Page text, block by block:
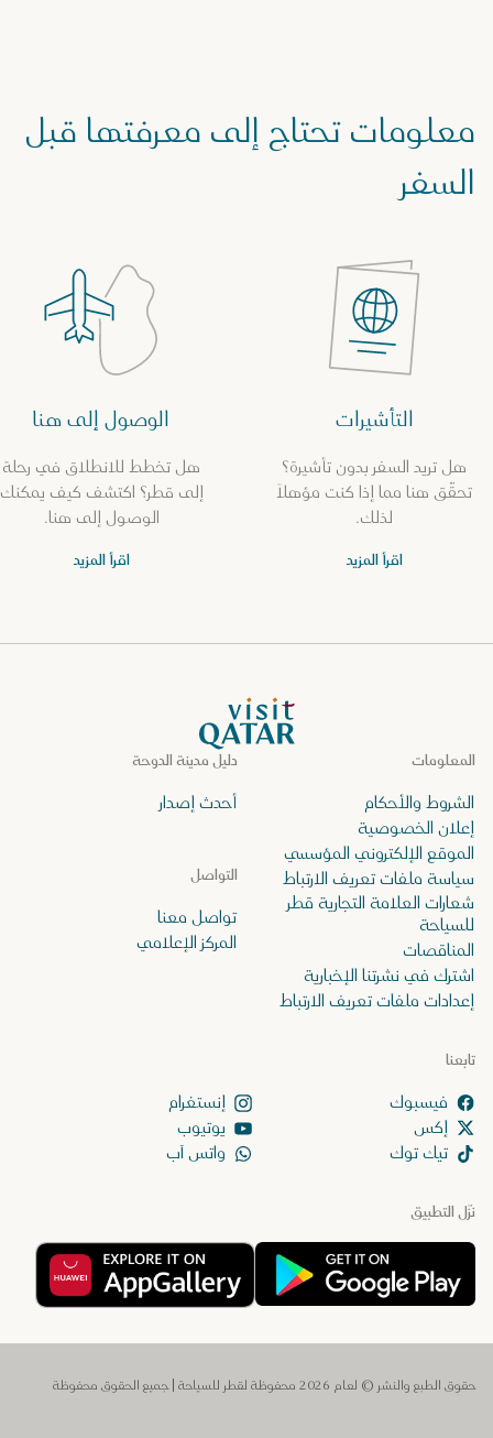
معلومات تحتاج إلى معرفتها قبل
السفر
التأشيرات
هل تريد السفر بدون تأشيرة؟
تحقّق هنا مما إذا كنت مؤهلاً
لذلك.
اقرأ المزيد
الوصول إلى هنا
هل تخطط للانطلاق في رحلة
إلى قطر؟ اكتشف كيف يمكنك
الوصول إلى هنا.
اقرأ المزيد
الصفحة الرئيسية لموقع VisitQatar
نزّل التطبيق
دليل مدينة الدوحة
أحدث إصدار
تابعنا
إنستغرام
إكس
يوتيوب
تيك توك
واتس آب
التواصل
تواصل معنا
المركز الإعلامي
المعلومات
الشروط والأحكام
إعلان الخصوصية
الموقع الإلكتروني المؤسسي
سياسة ملفات تعريف الارتباط
شعارات العلامة التجارية قطر
للسياحة
المناقصات
اشترك في نشرتنا الإخبارية
إعدادات ملفات تعريف الارتباط
حقوق الطبع والنشر © لعام 2026 محفوظة لقطر للسياحة | جميع الحقوق محفوظة